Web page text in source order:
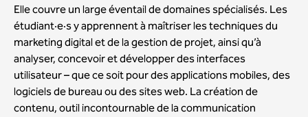
Elle couvre un large éventail de domaines spécialisés. Les
étudiant·e·s y apprennent à maîtriser les techniques du
marketing digital et de la gestion de projet, ainsi qu’à
analyser, concevoir et développer des interfaces
utilisateur – que ce soit pour des applications mobiles, des
logiciels de bureau ou des sites web. La création de
contenu, outil incontournable de la communication